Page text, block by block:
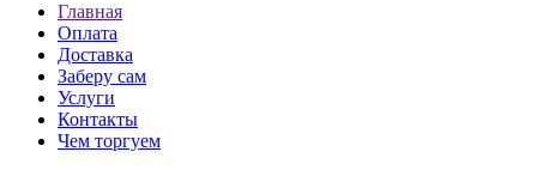
Главная
Оплата
Доставка
Заберу сам
Услуги
Контакты
Чем торгуем